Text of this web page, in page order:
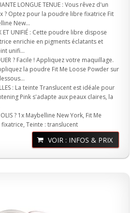
LONGUE TENUE : Vous rêvez d'un
? Optez pour la poudre libre fixatrice Fit
New...
ET UNIFIÉ : Cette poudre libre dispose
enrichie en pigments éclatants et
unifi...
? Facile ! Appliquez votre maquillage.
la poudre Fit Me Loose Powder sur
: La teinte Translucent est idéale pour
Pink s'adapte aux peaux claires, la
? 1x Maybelline New York, Fit Me
Teinte : translucent
VOIR : INFOS & PRIX